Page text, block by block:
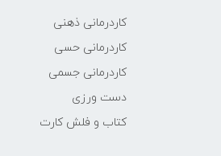
کاردرمانی ذهنی
کاردرمانی حسی
کاردرمانی جسمی
دست ورزی
کتاب و فلش کارت